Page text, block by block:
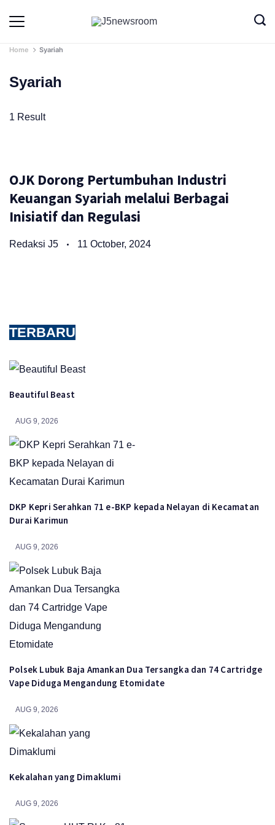
content
Home Syariah
Syariah
1 Result
OJK Dorong Pertumbuhan Industri
Keuangan Syariah melalui Berbagai
Inisiatif dan Regulasi
Redaksi J5 11 October, 2024
TERBARU
Beautiful Beast
AUG 9, 2026
DKP Kepri Serahkan 71 e-BKP kepada Nelayan di Kecamatan
Durai Karimun
AUG 9, 2026
Polsek Lubuk Baja Amankan Dua Tersangka dan 74 Cartridge
Vape Diduga Mengandung Etomidate
AUG 9, 2026
Kekalahan yang Dimaklumi
AUG 9, 2026